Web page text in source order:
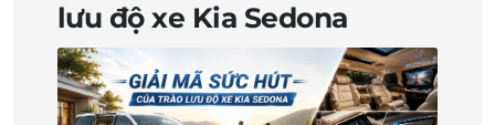
lưu độ xe Kia Sedona